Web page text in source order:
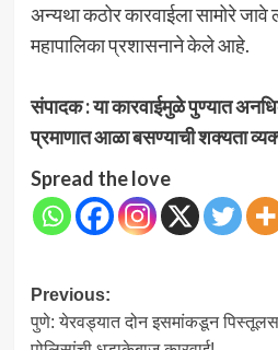
अन्यथा कठोर कारवाईला सामोरे
महापालिका प्रशासनाने केले आहे.
संपादक : या कारवाईमुळे पुण्यात
प्रमाणात आळा बसण्याची शक्यता
Spread the love
Post
navigation
Previous:
पुणे: येरवड्यात दोन इसमांकडून